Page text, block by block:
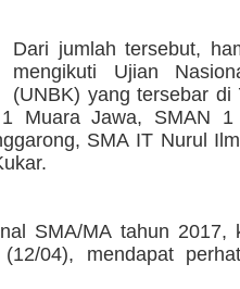
Dari jumlah tersebut,
mengikuti Ujian
(UNBK) yang tersebar
Muara Jawa, SMAN 1
SMA IT Nurul
SMA/MA tahun 2017,
04), mendapat